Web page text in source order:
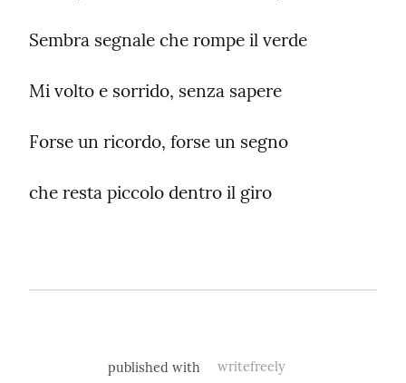
Sembra segnale che rompe il verde
Mi volto e sorrido, senza sapere
Forse un ricordo, forse un segno
che resta piccolo dentro il giro
published with writefreely